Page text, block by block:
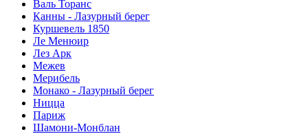
Валь Торанс
Канны - Лазурный берег
Куршевель 1850
Ле Менюир
Лез Арк
Межев
Мерибель
Монако - Лазурный берег
Ницца
Париж
Шамони-Монблан